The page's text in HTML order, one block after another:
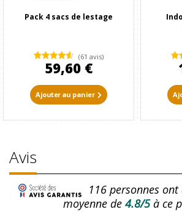
Pack 4 sacs de lestage
(61 avis)
59,60 €
Ajouter au panier
Avis
116personnes ont
moyenne de 4.8/5à ce